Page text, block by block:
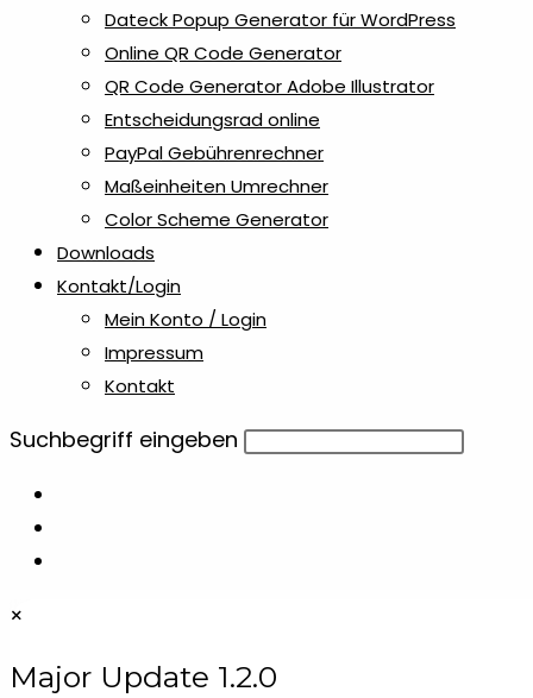
Dateck Popup Generator für WordPress
Online QR Code Generator
QR Code Generator Adobe Illustrator
Entscheidungsrad online
PayPal Gebührenrechner
Maßeinheiten Umrechner
Color Scheme Generator
Downloads
Kontakt/Login
Mein Konto / Login
Impressum
Kontakt
Diese
durchsuchen
Suchbegriff eingeben
×
Major Update 1.2.0